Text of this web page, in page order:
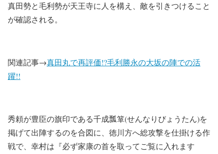
真田勢と毛利勢が天王寺に人を構え、敵を引きつけること
が確認される。
関連記事→真田丸で再評価!?毛利勝永の大坂の陣での活
躍!!
秀頼が豊臣の旗印である千成瓢箪(せんなりびょうたん)を
掲げて出陣するのを合図に、徳川方へ総攻撃を仕掛ける作
戦で、幸村は『必ず家康の首を取ってご覧に入れます